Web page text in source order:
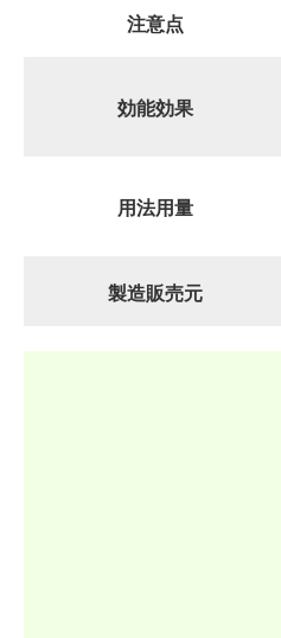
注意点
効能効果
用法用量
製造販売元